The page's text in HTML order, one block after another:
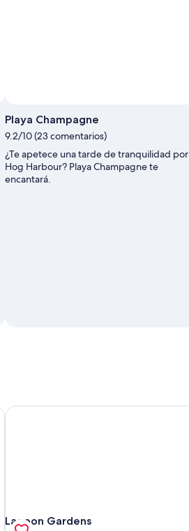
Playa Champagne
9.2/10 (23 comentarios)
¿Te apetece una tarde de tranquilidad por
Hog Harbour? Playa Champagne te
encantará.
Lagoon Gardens
Lagoon Gardens
Lagoon Gardens